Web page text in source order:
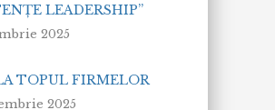
LEADERSHIP”
2025
TOPUL FIRMELOR
2025